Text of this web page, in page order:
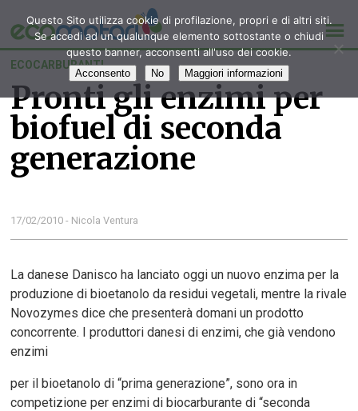
ECOCARBURANTI
Pronti gli enzimi per
biofuel di seconda
generazione
17/02/2010 - Nicola Ventura
La danese Danisco ha lanciato oggi un nuovo enzima per la
produzione di bioetanolo da residui vegetali, mentre la rivale
Novozymes dice che presenterà domani un prodotto
concorrente. I produttori danesi di enzimi, che già vendono
enzimi
per il bioetanolo di “prima generazione”, sono ora in
competizione per enzimi di biocarburante di “seconda
Questo Sito utilizza cookie di profilazione, propri e di altri siti.
Se accedi ad un qualunque elemento sottostante o chiudi
questo banner, acconsenti all'uso dei cookie.
Acconsento No Maggiori informazioni